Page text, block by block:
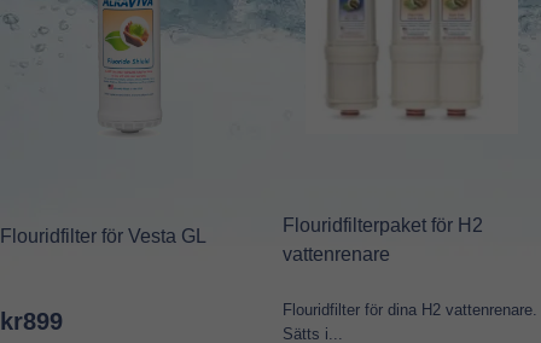
Flouridfilter för Vesta GL
kr899
Flouridfilterpaket för H2
vattenrenare
Flouridfilter för dina H2 vattenrenare.
Sätts i...